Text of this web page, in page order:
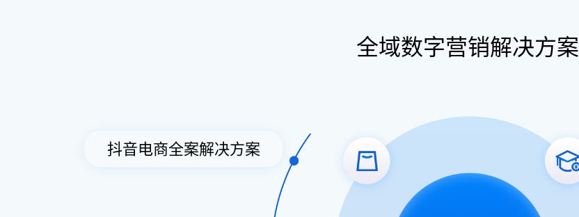
全域数字营销解决方案
抖音电商全案解决方案